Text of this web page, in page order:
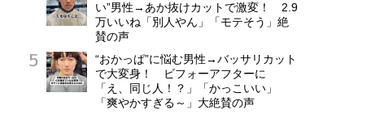
い”男性→あか抜けカットで激変！ 2.9
万いいね「別人やん」「モテそう」絶
賛の声
“おかっぱ”に悩む男性→バッサリカット
で大変身！ ビフォーアフターに
「え、同じ人！？」「かっこいい」
「爽やかすぎる～」大絶賛の声